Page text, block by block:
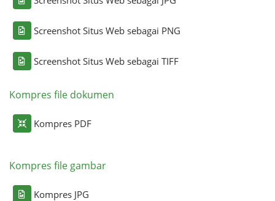
Screenshot Situs Web sebagai PNG
Screenshot Situs Web sebagai TIFF
Kompres file dokumen
Kompres PDF
Kompres file gambar
Kompres JPG